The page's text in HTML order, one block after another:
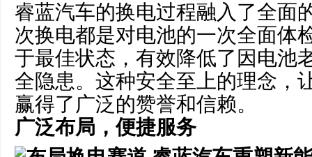
睿蓝汽车的换电过程融入了全面
次换电都是对电池的一次全面体
于最佳状态，有效降低了因电池
全隐患。这种安全至上的理念，
赢得了广泛的赞誉和信赖。
广泛布局，便捷服务